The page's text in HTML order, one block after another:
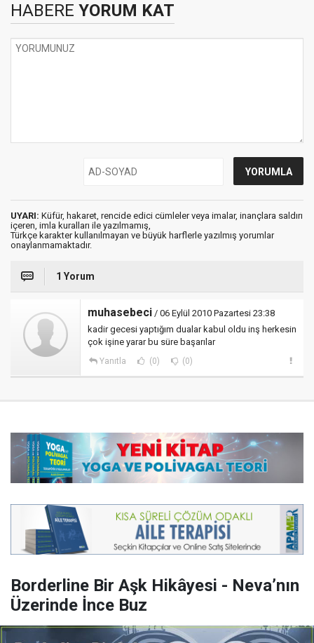
HABERE YORUM KAT
UYARI: Küfür, hakaret, rencide edici cümleler veya imalar, inançlara saldırı
içeren, imla kuralları ile yazılmamış,
Türkçe karakter kullanılmayan ve büyük harflerle yazılmış yorumlar
onaylanmamaktadır.
1 Yorum
muhasebeci / 06 Eylül 2010 Pazartesi 23:38
kadir gecesi yaptığım dualar kabul oldu inş herkesin
çok işine yarar bu süre başarılar
Yanıtla (0) (0)
Borderline Bir Aşk Hikâyesi - Neva’nın
Üzerinde İnce Buz